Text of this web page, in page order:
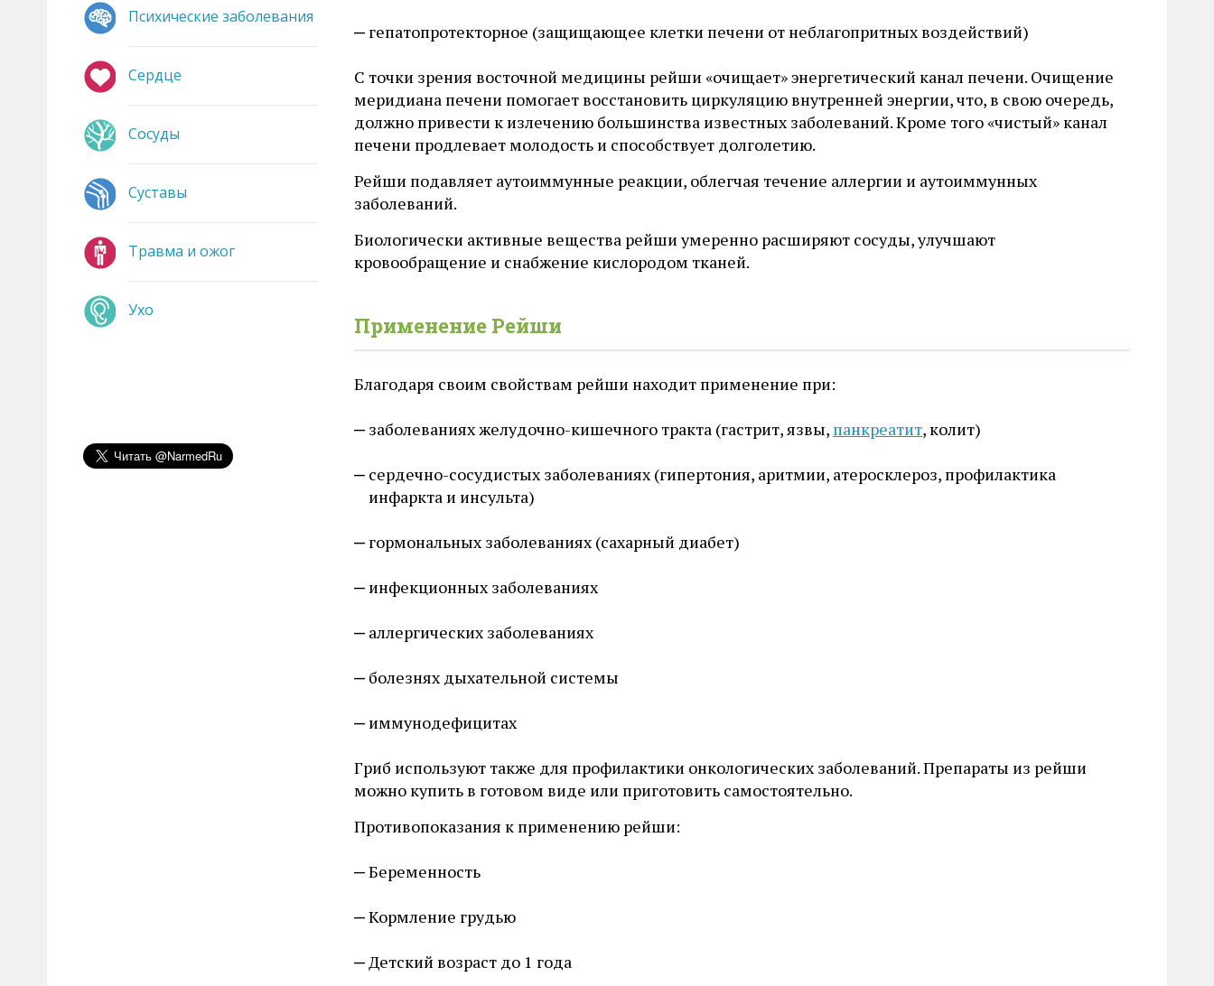
гепатопротекторное (защищающее клетки печени от неблагопритных воздействий)
С точки зрения восточной медицины рейши «очищает» энергетический канал печени. Очищение
меридиана печени помогает восстановить циркуляцию внутренней энергии, что, в свою очередь,
должно привести к излечению большинства известных заболеваний. Кроме того «чистый» канал
печени продлевает молодость и способствует долголетию.
Рейши подавляет аутоиммунные реакции, облегчая течение аллергии и аутоиммунных
заболеваний.
Биологически активные вещества рейши умеренно расширяют сосуды, улучшают
кровообращение и снабжение кислородом тканей.
Применение Рейши
Благодаря своим свойствам рейши находит применение при:
заболеваниях желудочно-кишечного тракта (гастрит, язвы, панкреатит, колит)
сердечно-сосудистых заболеваниях (гипертония, аритмии, атеросклероз, профилактика
инфаркта и инсульта)
гормональных заболеваниях (сахарный диабет)
инфекционных заболеваниях
аллергических заболеваниях
болезнях дыхательной системы
иммунодефицитах
Гриб используют также для профилактики онкологических заболеваний. Препараты из рейши
можно купить в готовом виде или приготовить самостоятельно.
Противопоказания к применению рейши:
Беременность
Кормление грудью
Детский возраст до 1 года
Психические заболевания
Сердце
Сосуды
Суставы
Травма и ожог
Ухо